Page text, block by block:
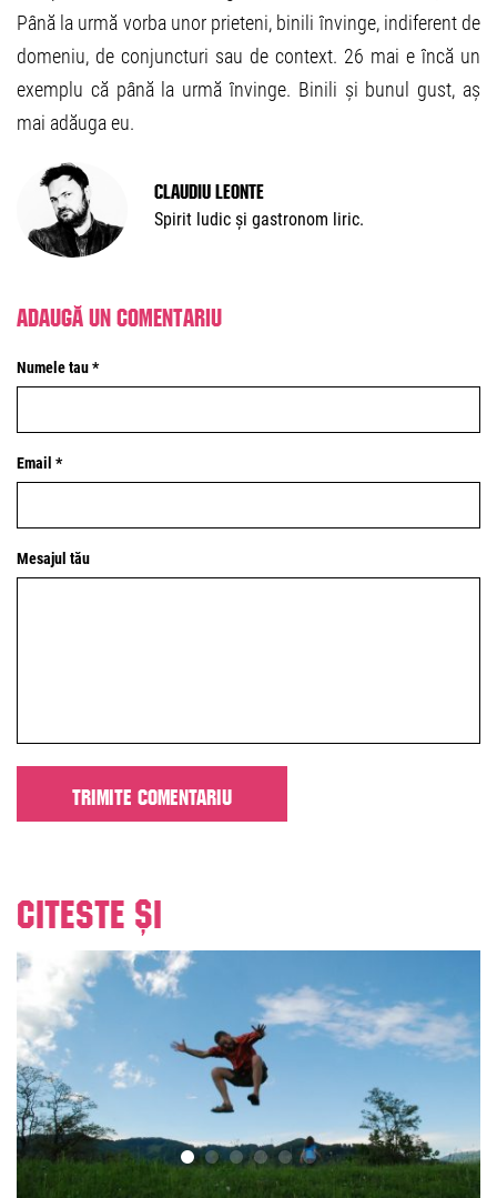
Până la urmă vorba unor prieteni, binili învinge, indiferent de
domeniu, de conjuncturi sau de context. 26 mai e încă un
exemplu că până la urmă învinge. Binili și bunul gust, aș
mai adăuga eu.
Claudiu Leonte
Spirit ludic și gastronom liric.
Adaugă un comentariu
Numele tau *
Email *
Mesajul tău
Citeste și